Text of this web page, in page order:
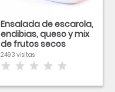
Ensalada de escarola,
endibias, queso y mix
de frutos secos
2493 visitas